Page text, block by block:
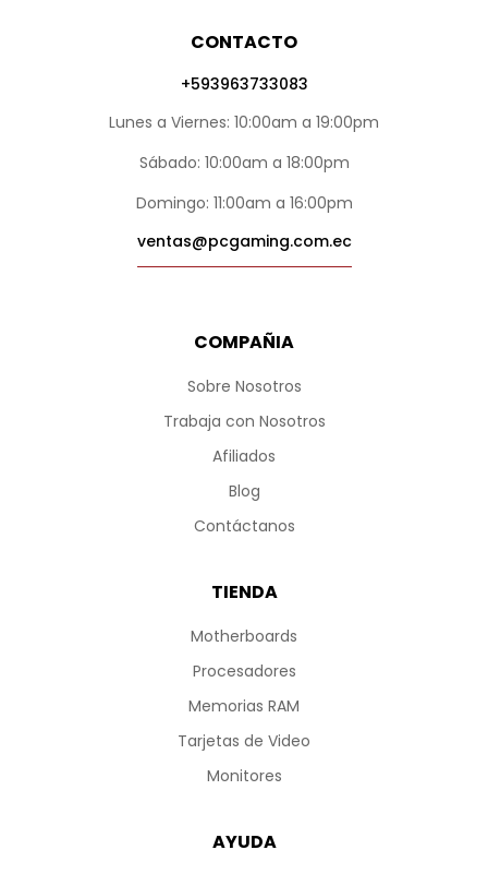
COMPAÑIA
Sobre Nosotros
Trabaja con Nosotros
Afiliados
Blog
Contáctanos
TIENDA
Motherboards
Procesadores
Memorias RAM
Tarjetas de Video
Monitores
AYUDA
CONTACTO
+593963733083
Lunes a Viernes: 10:00am a 19:00pm
Sábado: 10:00am a 18:00pm
Domingo: 11:00am a 16:00pm
ventas@pcgaming.com.ec